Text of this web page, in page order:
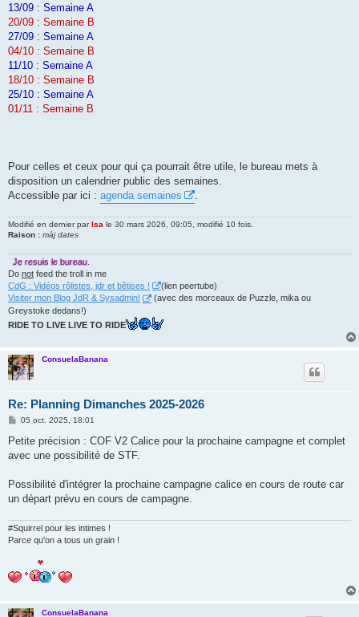
13/09 : Semaine A
20/09 : Semaine B
27/09 : Semaine A
04/10 : Semaine B
11/10 : Semaine A
18/10 : Semaine B
25/10 : Semaine A
01/11 : Semaine B
Pour celles et ceux pour qui ça pourrait être utile, le bureau mets à
disposition un calendrier public des semaines.
Accessible par ici : agenda semaines
Modifié en dernier parIsa le 30 mars 2026, 09:05, modifié 10 fois.
Raison : màj dates
Je resuis le bureau.
Do not feed the troll in me
CdG : Vidéos rôlistes, jdr et bêtises !
(lien peertube)
Visiter mon Blog JdR & Sysadmin!
(avec des morceaux de Puzzle, mika ou
Greystoke dedans!)
RIDE TO LIVE LIVE TO RIDE
ConsuelaBanana
Re: Planning Dimanches 2025-2026
M
s
a
05 oct. 2025, 18:01
Petite précision : COF V2 Calice pour la prochaine campagne et complet
avec une possibilité de STF.
Possibilité d'intégrer la prochaine campagne calice en cours de route car
un départ prévu en cours de campagne.
#Squirrel pour les intimes !
Parce qu'on a tous un grain !
ConsuelaBanana